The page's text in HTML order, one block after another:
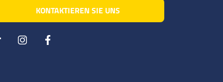
KONTAKTIEREN SIE UNS